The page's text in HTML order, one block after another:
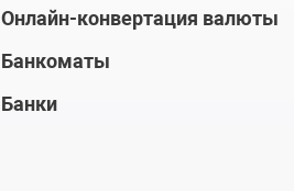
Онлайн-конвертация валюты
Банкоматы
Банки